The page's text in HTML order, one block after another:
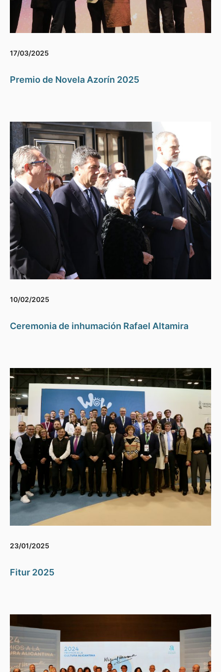
17/03/2025
Premio de Novela Azorín 2025
10/02/2025
Ceremonia de inhumación Rafael Altamira
23/01/2025
Fitur 2025